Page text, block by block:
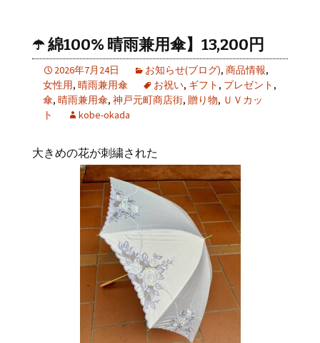
☂️ 綿100% 晴雨兼用傘】13,200円
2026年7月24日 お知らせ(ブログ), 商品情報,
女性用, 晴雨兼用傘 お祝い, ギフト , プレゼント ,
傘, 晴雨兼用傘, 神戸元町商店街, 贈り物, ＵＶカッ
ト
kobe-okada
大きめの花が刺繍された